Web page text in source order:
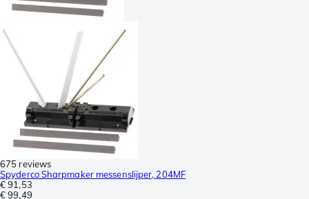
675 reviews
Spyderco Sharpmaker messenslijper, 204MF
€ 91,53
€ 99,49